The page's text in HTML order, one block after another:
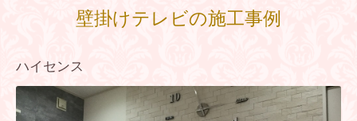
壁掛けテレビの施工事例
ハイセンス